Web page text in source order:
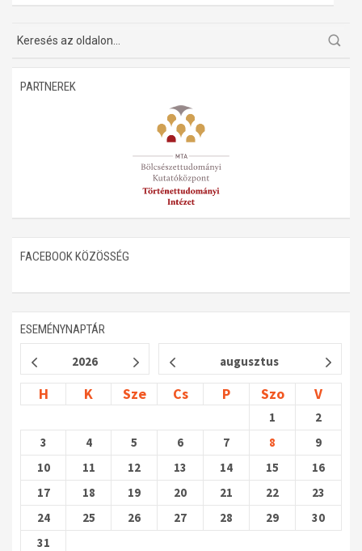
PARTNEREK
FACEBOOK KÖZÖSSÉG
ESEMÉNYNAPTÁR
2026 augusztus
H K Sze Cs P Szo V
1
2
3
4 5 6 7 8
9
10
11 12 13 14 15
16
17
18 19 20 21 22
23
24
25 26 27 28 29
30
31